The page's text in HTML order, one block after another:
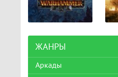
ЖАНРЫ
Аркады